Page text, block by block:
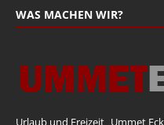
WAS MACHEN WIR?